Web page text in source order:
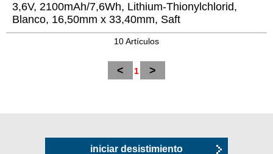
3,6V, 2100mAh/7,6Wh, Lithium-Thionylchlorid,
Blanco, 16,50mm x 33,40mm, Saft
10 Artículos
< 1 >
iniciar desistimiento